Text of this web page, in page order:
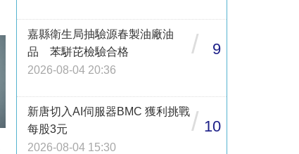
嘉縣衛生局抽驗源春製油廠油
品 苯駢芘檢驗合格
2026-08-04 20:36
/ 9
新唐切入AI伺服器BMC 獲利挑戰
每股3元
2026-08-04 15:30
/ 10